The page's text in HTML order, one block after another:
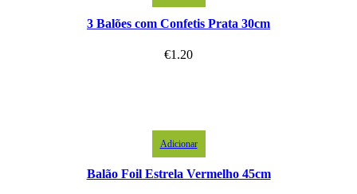
3 Balões com Confetis Prata 30cm
€1.20
Adicionar
Balão Foil Estrela Vermelho 45cm